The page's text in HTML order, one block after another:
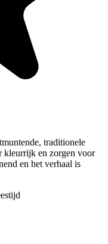
traditionele
kleurrijk en zorgen voor
en het verhaal is